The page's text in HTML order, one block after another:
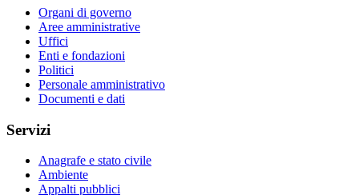
Organi di governo
Aree amministrative
Uffici
Enti e fondazioni
Politici
Personale amministrativo
Documenti e dati
Servizi
Anagrafe e stato civile
Ambiente
Appalti pubblici